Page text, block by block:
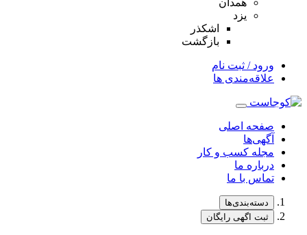
همدان
یزد
اشکذر
بازگشت
ورود / ثبت نام
علاقه‌مندی ها
صفحه اصلی
آگهی‌ها
مجله کسب و کار
درباره ما
تماس با ما
دسته‌بندی‌ها
ثبت اگهی رایگان